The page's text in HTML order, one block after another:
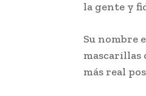
la gente y
Su nombre
mascarillas
más real